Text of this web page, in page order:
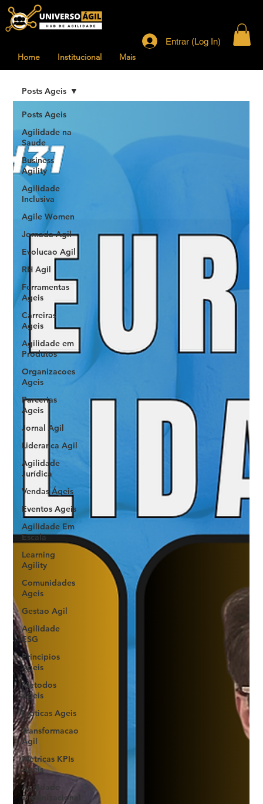
Home Institucional Mais
Entrar (Log In)
Posts Ageis
Agilidade na
Saude
Business
Agility
Agilidade
Inclusiva
Agile Women
Jornada Agil
Evolucao Agil
RH Agil
Ferramentas
Ageis
Carreiras
Ageis
Agilidade em
Produtos
Organizacoes
Ageis
Parcerias
Ageis
Jornal Agil
Lideranca Agil
Agilidade
Jurídica
Vendas Ágeis
Eventos Ageis
Agilidade Em
Escala
Learning
Agility
Comunidades
Ageis
Gestao Agil
Agilidade
ESG
Principios
Ageis
Metodos
Ageis
Praticas Ageis
Transformacao
Agil
Metricas KPIs
Ageis
Agilidade
Organizacional
Posts Ageis